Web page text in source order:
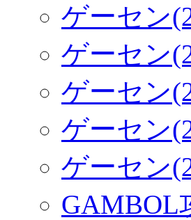
ゲーセン
ゲーセン
ゲーセン
ゲーセン
ゲーセン
GAMBOL